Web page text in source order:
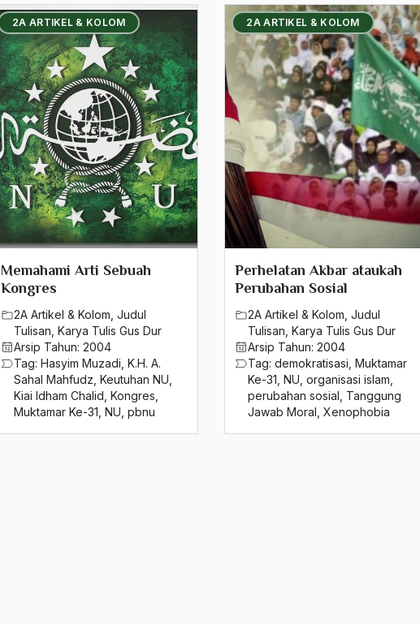
2A ARTIKEL & KOLOM
Memahami Arti Sebuah
Kongres
2A Artikel & Kolom Judul
Tulisan Karya Tulis Gus Dur
Arsip Tahun: 2004
Tag: Hasyim Muzadi K.H. A.
Sahal Mahfudz Keutuhan NU
Kiai Idham Chalid Kongres
Muktamar Ke-31 NU pbnu
2A ARTIKEL & KOLOM
Perhelatan Akbar ataukah
Perubahan Sosial
2A Artikel & Kolom ,Judul
Tulisan ,Karya Tulis Gus Dur
Arsip Tahun:2004
Tag:demokratisasi ,Muktamar
Ke-31 ,NU ,organisasi islam
perubahan sosial Tanggung
Jawab Moral ,Xenophobia